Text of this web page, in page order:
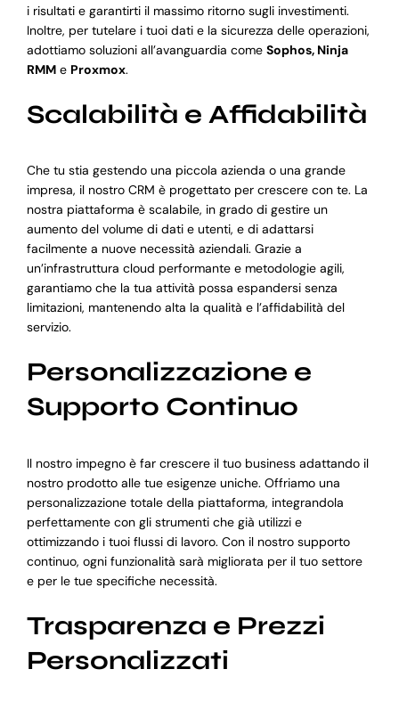
i risultati e garantirti il massimo ritorno sugli investimenti.
Inoltre, per tutelare i tuoi dati e la sicurezza delle operazioni,
adottiamo soluzioni all’avanguardia come Sophos, Ninja
RMMe Proxmox.
Scalabilità e Affidabilità
Che tu stia gestendo una piccola azienda o una grande
impresa, il nostro CRM è progettato per crescere con te. La
nostra piattaforma è scalabile, in grado di gestire un
aumento del volume di dati e utenti, e di adattarsi
facilmente a nuove necessità aziendali. Grazie a
un’infrastruttura cloud performante e metodologie agili,
garantiamo che la tua attività possa espandersi senza
limitazioni, mantenendo alta la qualità e l’affidabilità del
servizio.
Personalizzazione e
Supporto Continuo
Il nostro impegno è far crescere il tuo business adattando il
nostro prodotto alle tue esigenze uniche. Offriamo una
personalizzazione totale della piattaforma, integrandola
perfettamente con gli strumenti che già utilizzi e
ottimizzando i tuoi flussi di lavoro. Con il nostro supporto
continuo, ogni funzionalità sarà migliorata per il tuo settore
e per le tue specifiche necessità.
Trasparenza e Prezzi
Personalizzati